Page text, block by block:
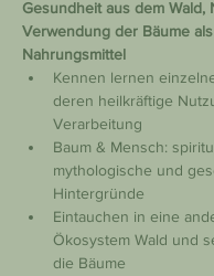
Gesundheit aus dem Wald,
Verwendung der Bäume
Nahrungsmittel
Kennen lernen
deren heilkräftige
Verarbeitung
Baum & Mensch:
mythologische und
Hintergründe
Eintauchen in eine
Ökosystem Wald und
die Bäume